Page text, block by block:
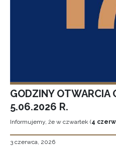
GODZINY OTWARCIA
5.06.2026 R.
Informujemy, że w czwartek (4
3 czerwca, 2026